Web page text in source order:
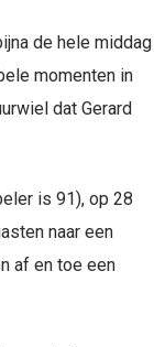
de hele middag
momenten in
dat Gerard
is 91), op 28
naar een
af en toe een